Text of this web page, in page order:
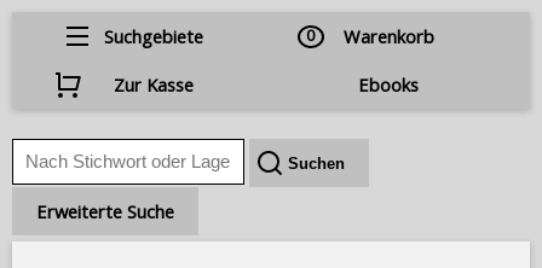
Suchgebiete 0
Warenkorb
Zur Kasse
Ebooks
Erweiterte Suche